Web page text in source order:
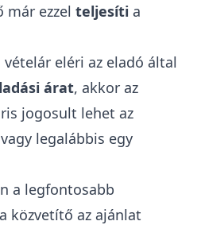
már ezzel teljesíti a
vételár eléri az eladó által
árat, akkor az
jogosult lehet az
legalábbis egy
a legfontosabb
közvetítő az ajánlat